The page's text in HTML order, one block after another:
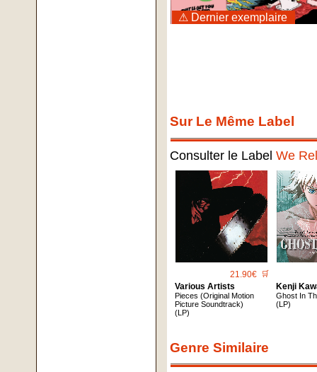
⚠ Dernier exemplaire
Sur Le Même Label
Consulter le LabelWe
21.90€ 🛒
Various Artists
Pieces (Original Motion
Picture Soundtrack)
(LP)
Kenji
Ghost In
(LP)
Genre Similaire